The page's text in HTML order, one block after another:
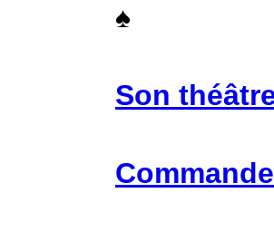
♠
Son